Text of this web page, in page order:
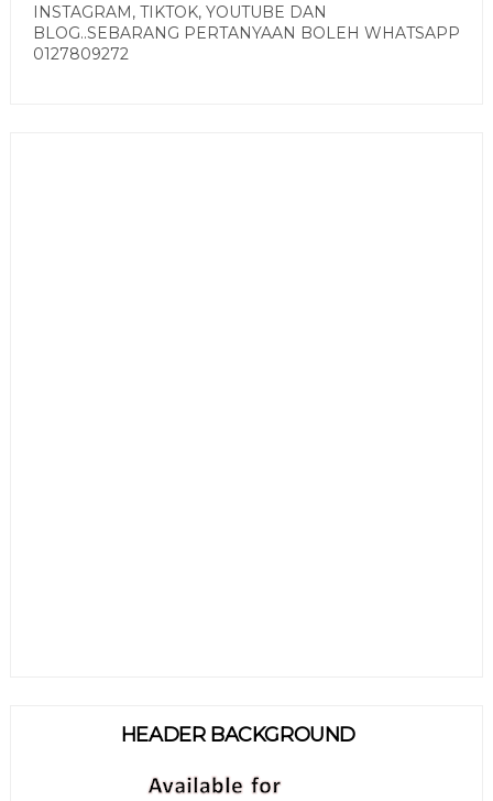
INSTAGRAM, TIKTOK, YOUTUBE DAN
BLOG..SEBARANG PERTANYAAN BOLEH WHATSAPP
0127809272
HEADER BACKGROUND